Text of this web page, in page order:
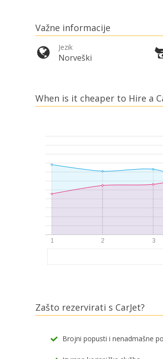
Važne informacije
Jezik
Norveški
When is it cheaper to Hire a
Zašto rezervirati s CarJet?
Brojni popusti i nenadmašne